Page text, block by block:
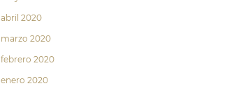
abril 2020
marzo 2020
febrero 2020
enero 2020